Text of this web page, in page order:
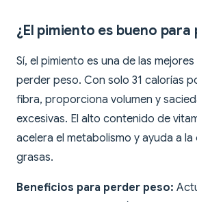
¿El pimiento es bueno para
Sí, el pimiento es una de las
perder peso. Con solo 31 calorías
fibra, proporciona volumen y
excesivas. El alto contenido de
acelera el metabolismo y ayuda a
grasas.
Beneficios para perder peso: